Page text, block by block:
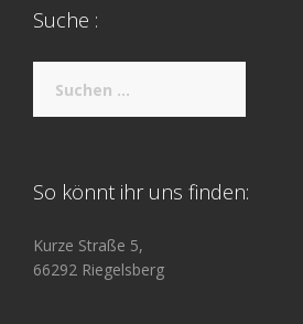
Suche :
nach:
So könnt ihr uns finden:
Kurze Straße 5,
66292 Riegelsberg